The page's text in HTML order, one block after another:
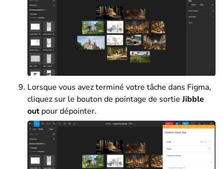
Lorsque vous avez terminé votre tâche dans Figma,
cliquez sur le bouton de pointage de sortie Jibble
outpour dépointer.